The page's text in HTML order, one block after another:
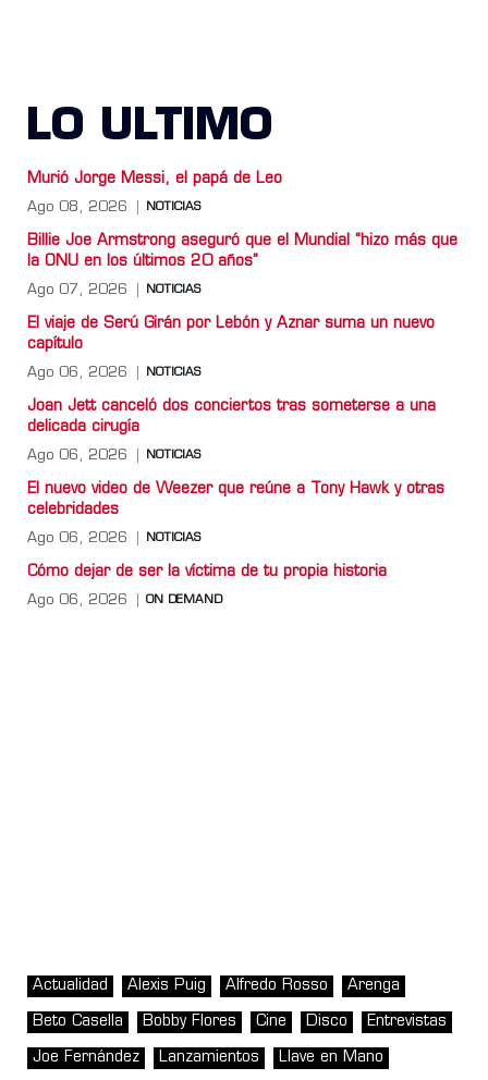
LO ULTIMO
Murió Jorge Messi, el papá de Leo
Ago 08, 2026 NOTICIAS
Billie Joe Armstrong aseguró que el Mundial “hizo más que
la ONU en los últimos 20 años”
Ago 07, 2026 NOTICIAS
El viaje de Serú Girán por Lebón y Aznar suma un nuevo
capítulo
Ago 06, 2026 NOTICIAS
Joan Jett canceló dos conciertos tras someterse a una
delicada cirugía
Ago 06, 2026 NOTICIAS
El nuevo video de Weezer que reúne a Tony Hawk y otras
celebridades
Ago 06, 2026 NOTICIAS
Cómo dejar de ser la víctima de tu propia historia
Ago 06, 2026 ON DEMAND
Actualidad Alexis Puig Alfredo Rosso Arenga
Beto Casella Bobby Flores Cine Disco Entrevistas
Joe Fernández Lanzamientos Llave en Mano